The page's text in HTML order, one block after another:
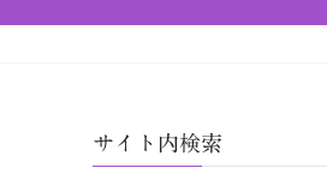
サイト内検索